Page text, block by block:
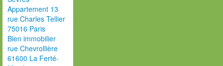
Appartement 13
rue Charles Tellier
75016 Paris
Bien immobilier
rue Chevrollière
61600 La Ferté-